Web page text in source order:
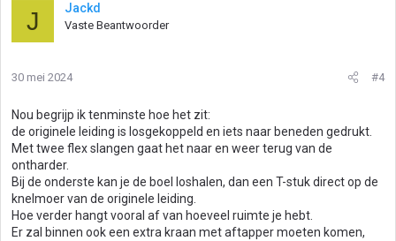
J Jackd
Vaste Beantwoorder
30 mei 2024 #4
Nou begrijp ik tenminste hoe het zit:
de originele leiding is losgekoppeld en iets naar beneden gedrukt.
Met twee flex slangen gaat het naar en weer terug van de
ontharder.
Bij de onderste kan je de boel loshalen, dan een T-stuk direct op de
knelmoer van de originele leiding.
Hoe verder hangt vooral af van hoeveel ruimte je hebt.
Er zal binnen ook een extra kraan met aftapper moeten komen,